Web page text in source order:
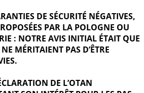
DE SÉCURITÉ NÉGATIVES,
PAR LA POLOGNE OU
: NOTRE AVIS INITIAL ÉTAIT QUE
MÉRITAIENT PAS D’ÊTRE
DE L’OTAN